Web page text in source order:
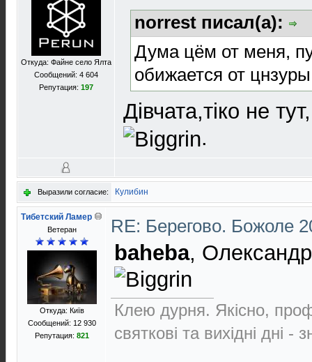
Откуда: Файне село Ялта
Сообщений: 4 604
Репутация: 197
norrest писал(а):
Дума цём от меня,
обижается от
Дiвчата,тiко не
.
Выразили согласие: Кулибин
Тибетский Ламер
Ветеран
Откуда: Київ
Сообщений: 12 930
Репутация: 821
RE: Берегово. Божоле
baheba,
Клею дурня. Якісно,
святкові та вихідні дні -